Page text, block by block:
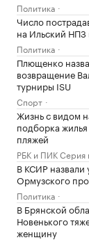
Политика
Число
на Ильский
Политика
Плющенко
возвращение
турниры ISU
Спорт
Жизнь с видом
подборка
пляжей
РБК и ПИК Серия
В КСИР назвали
Ормузского
Политика
В Брянской
Новенького
женщину